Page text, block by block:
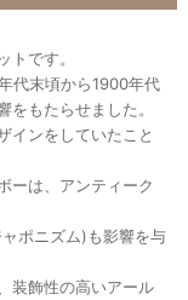
です。
代末頃から1900年代
もたらせました。
インをしていたこと
ーは、アンティーク
ポニズム)も影響を与
装飾性の高いアール